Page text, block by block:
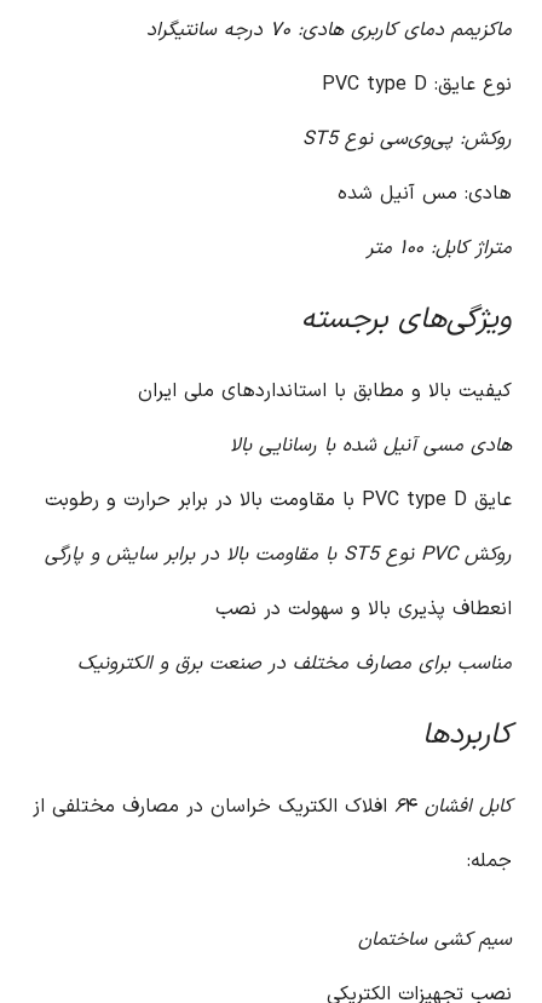
ماکزیمم دمای کاربری هادی: ۷۰ درجه سانتیگراد
نوع عایق: PVC type D
روکش: پی‌وی‌سی نوع ST5
هادی: مس آنیل شده
متراژ کابل: ۱۰۰ متر
ویژگی‌های برجسته
کیفیت بالا و مطابق با استانداردهای ملی ایران
هادی مسی آنیل شده با رسانایی بالا
عایق PVC type D با مقاومت بالا در برابر حرارت و رطوبت
روکش PVC نوع ST5 با مقاومت بالا در برابر سایش و پارگی
انعطاف پذیری بالا و سهولت در نصب
مناسب برای مصارف مختلف در صنعت برق و الکترونیک
کاربردها
کابل افشان ۶
۴ افلاک الکتریک خراسان در مصارف مختلفی از
جمله:
سیم کشی ساختمان
نصب تجهیزات الکتریکی